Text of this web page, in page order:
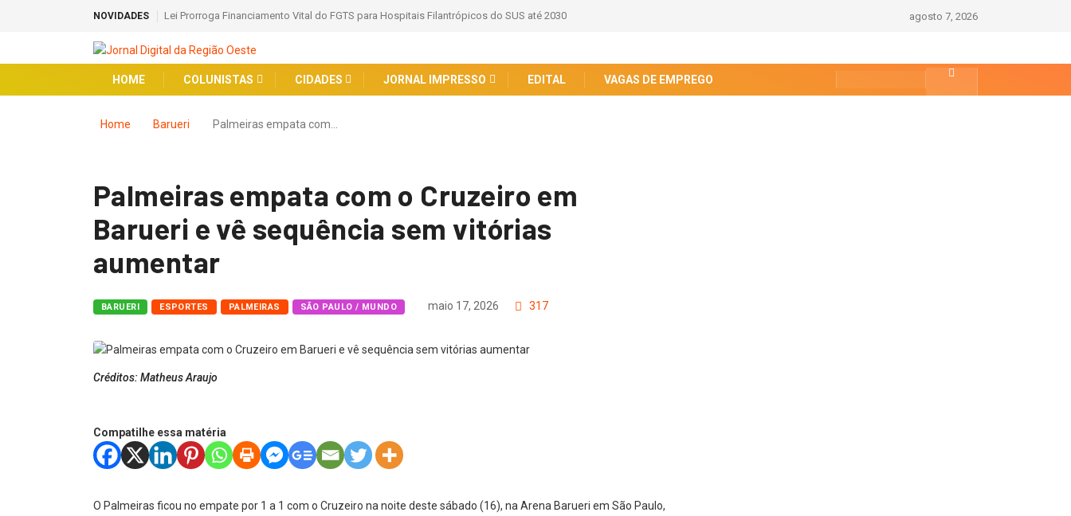
NOVIDADES Lei Prorroga Financiamento Vital do FGTS para Hospitais Filantrópicos do SUS até 2030 agosto 7, 2026
HOME COLUNISTAS CIDADES JORNAL IMPRESSO EDITAL VAGAS DE EMPREGO
Home Barueri Palmeiras empata com…
Palmeiras empata com o Cruzeiro em
Barueri e vê sequência sem vitórias
aumentar
BARUERI ESPORTES PALMEIRAS SÃO PAULO / MUNDO maio 17, 2026 317
Créditos: Matheus Araujo
Compatilhe essa matéria
O Palmeiras ficou no empate por 1 a 1 com o Cruzeiro na noite deste sábado (16), na Arena Barueri em São Paulo,